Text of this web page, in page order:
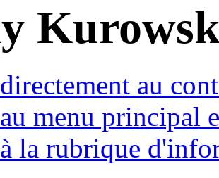
au
menu principal
la rubrique